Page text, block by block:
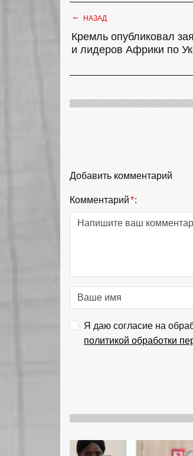
← НАЗАД
Кремль опубликовал
и лидеров Африки по
Добавить комментарий
Комментарий*:
Я даю согласие на
политикой обработки